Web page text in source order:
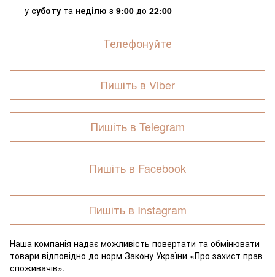
у суботу та неділю з 9:00 до 22:00
Телефонуйте
Пишіть в Viber
Пишіть в Telegram
Пишіть в Facebook
Пишіть в Instagram
Наша компанія надає можливість повертати та обмінювати
товари відповідно до норм Закону України «Про захист прав
споживачів».